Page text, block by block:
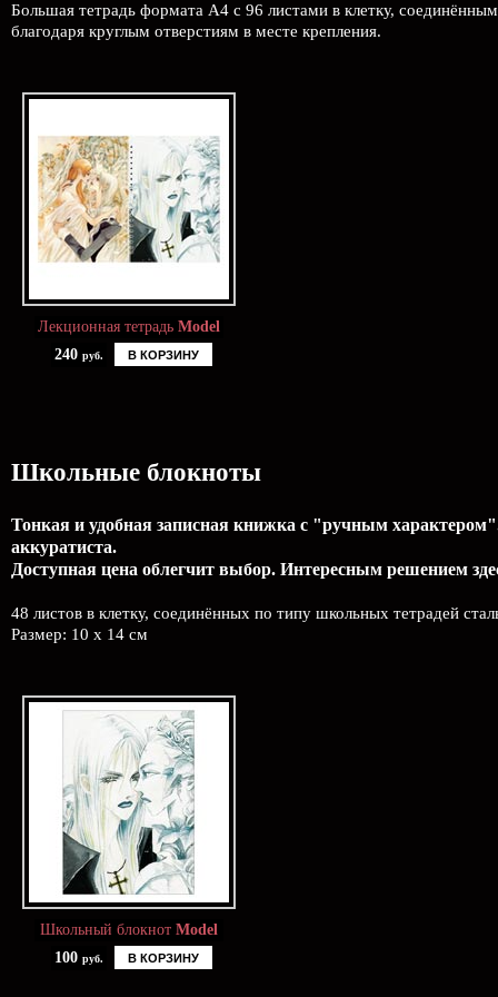
Большая тетрадь формата А4 с 96 листами в клетку,
благодаря круглым отверстиям в месте крепления.
Лекционная тетрадь Model
240 руб. В КОРЗИНУ
Школьные блокноты
Тонкая и удобная записная книжка с "ручным
аккуратиста.
Доступная цена облегчит выбор. Интересным решением
48 листов в клетку, соединённых по типу школьных тетрадей
Размер: 10 x 14 см
Школьный блокнот Model
100 руб. В КОРЗИНУ